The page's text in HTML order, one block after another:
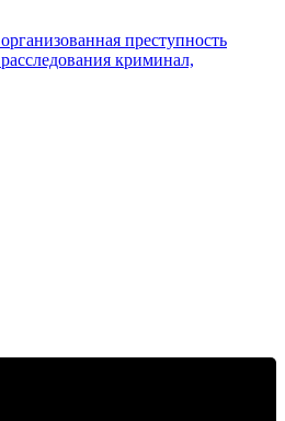
организованная преступность
расследования криминал,